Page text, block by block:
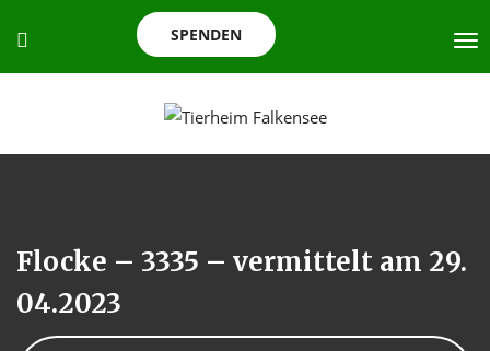
SPENDEN
Flocke – 3335 – vermittelt am 29.
04.2023